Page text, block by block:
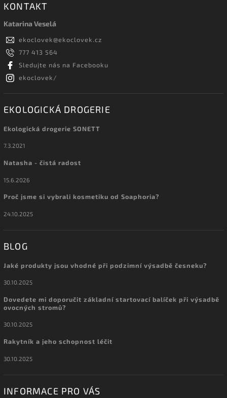
KONTAKT
Katarina Veselá
ekoclovek@ekoclovek.cz
777 413 564
Sledujte nás na Facebooku
ekoclovek/
EKOLOGICKÁ DROGERIE
Ekologická drogerie SONETT
7.3.2021
Natasha - čistá radost
15.6.2026
Proč jsme si vybrali kosmetiku od Soaphoria?
24.10.2025
BLOG
Jaké produkty jsou vhodné při podzimní výsadbě česneku?
30.10.2025
Dovedete mi doporučit základní startovací balíček při výsadbě
ovocných stromů?
30.10.2025
Rakytník a jeho schopnost léčit
30.10.2025
INFORMACE PRO VÁS